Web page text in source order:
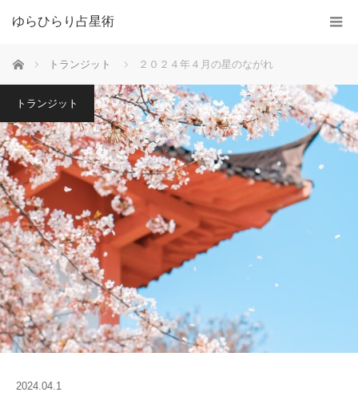
ゆらひらり占星術
ホーム トランジット ２０２４年４月の星のながれ
トランジット
2024.04.1